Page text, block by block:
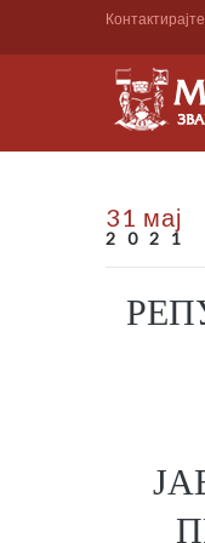
31 мај
2021